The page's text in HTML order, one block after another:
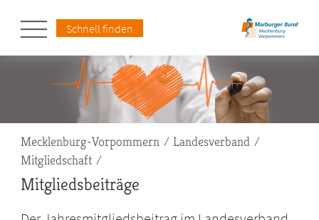
Schnell finden
Pfadnavigation
Mecklenburg-Vorpommern
Landesverband
Mitgliedschaft
Mitgliedsbeiträge